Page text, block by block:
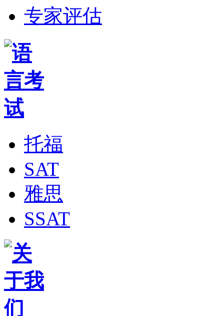
专家评估
托福
SAT
雅思
SSAT